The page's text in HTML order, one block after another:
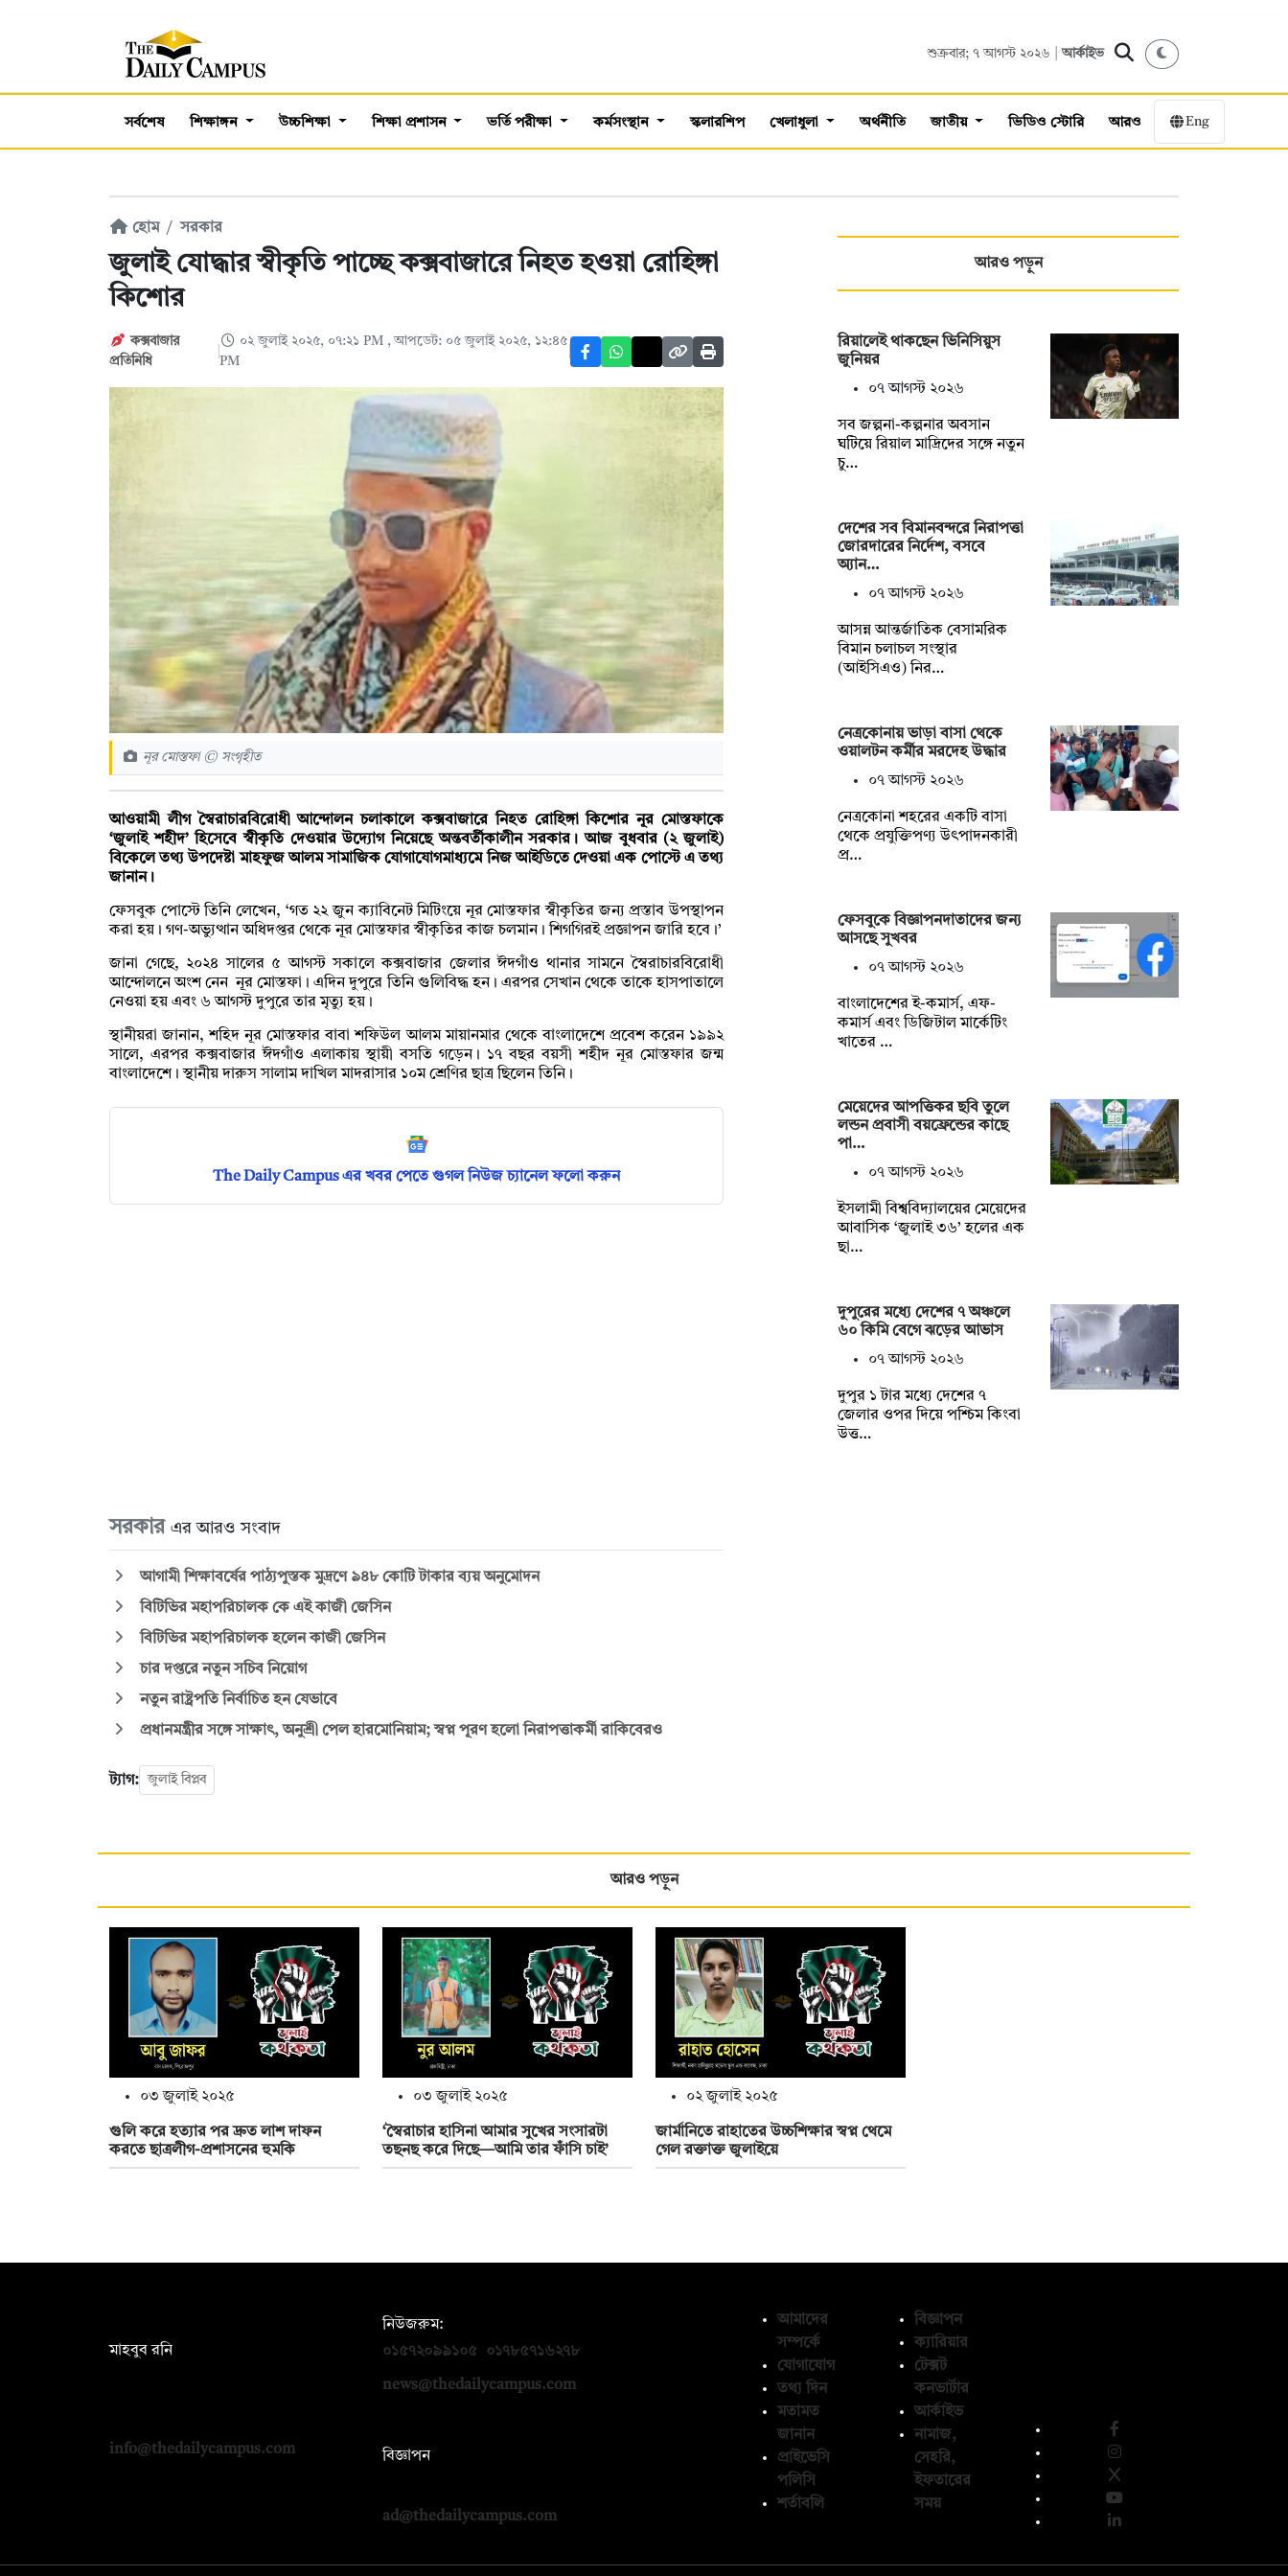
শুক্রবার; ৭ আগস্ট ২০২৬ |আর্কাইভ
সর্বশেষ শিক্ষাঙ্গন উচ্চশিক্ষা শিক্ষা প্রশাসন ভর্তি পরীক্ষা কর্মসংস্থান স্কলারশিপ খেলাধুলা অর্থনীতি জাতীয় ভিডিও স্টোরি আরও Eng
হোম সরকার
জুলাই যোদ্ধার স্বীকৃতি পাচ্ছে কক্সবাজারে নিহত হওয়া রোহিঙ্গা
কিশোর
কক্সবাজার
প্রতিনিধি
০২ জুলাই ২০২৫, ০৭:২১ PM , আপডেট: ০৫ জুলাই ২০২৫, ১২:৪৫
PM
নূর মোস্তফা © সংগৃহীত
আওয়ামী লীগ স্বৈরাচারবিরোধী আন্দোলন চলাকালে কক্সবাজারে নিহত রোহিঙ্গা কিশোর নূর মোস্তফাকে
‘জুলাই শহীদ’ হিসেবে স্বীকৃতি দেওয়ার উদ্যোগ নিয়েছে অন্তবর্তীকালীন সরকার। আজ বুধবার (২ জুলাই)
বিকেলে তথ্য উপদেষ্টা মাহফুজ আলম সামাজিক যোগাযোগমাধ্যমে নিজ আইডিতে দেওয়া এক পোস্টে এ তথ্য
জানান।
ফেসবুক পোস্টে তিনি লেখেন, ‘গত ২২ জুন ক্যাবিনেট মিটিংয়ে নূর মোস্তফার স্বীকৃতির জন্য প্রস্তাব উপস্থাপন
করা হয়। গণ-অভ্যুত্থান অধিদপ্তর থেকে নূর মোস্তফার স্বীকৃতির কাজ চলমান। শিগগিরই প্রজ্ঞাপন জারি হবে।’
জানা গেছে, ২০২৪ সালের ৫ আগস্ট সকালে কক্সবাজার জেলার ঈদগাঁও থানার সামনে স্বৈরাচারবিরোধী
আন্দোলনে অংশ নেন নূর মোস্তফা। এদিন দুপুরে তিনি গুলিবিদ্ধ হন। এরপর সেখান থেকে তাকে হাসপাতালে
নেওয়া হয় এবং ৬ আগস্ট দুপুরে তার মৃত্যু হয়।
স্থানীয়রা জানান, শহিদ নূর মোস্তফার বাবা শফিউল আলম মায়ানমার থেকে বাংলাদেশে প্রবেশ করেন ১৯৯২
সালে, এরপর কক্সবাজার ঈদগাঁও এলাকায় স্থায়ী বসতি গড়েন। ১৭ বছর বয়সী শহীদ নূর মোস্তফার জন্ম
বাংলাদেশে। স্থানীয় দারুস সালাম দাখিল মাদরাসার ১০ম শ্রেণির ছাত্র ছিলেন তিনি।
The Daily Campus এর খবর পেতে গুগল নিউজ চ্যানেল ফলো করুন
সরকার এর আরও সংবাদ
আগামী শিক্ষাবর্ষের পাঠ্যপুস্তক মুদ্রণে ৯৪৮ কোটি টাকার ব্যয় অনুমোদন
বিটিভির মহাপরিচালক কে এই কাজী জেসিন
বিটিভির মহাপরিচালক হলেন কাজী জেসিন
চার দপ্তরে নতুন সচিব নিয়োগ
নতুন রাষ্ট্রপতি নির্বাচিত হন যেভাবে
প্রধানমন্ত্রীর সঙ্গে সাক্ষাৎ, অনুশ্রী পেল হারমোনিয়াম; স্বপ্ন পূরণ হলো নিরাপত্তাকর্মী রাকিবেরও
ট্যাগ: জুলাই বিপ্লব
আরও পড়ুন
রিয়ালেই থাকছেন ভিনিসিয়ুস
জুনিয়র
০৭ আগস্ট ২০২৬
সব জল্পনা-কল্পনার অবসান
ঘটিয়ে রিয়াল মাদ্রিদের সঙ্গে নতুন
চু…
দেশের সব বিমানবন্দরে নিরাপত্তা
জোরদারের নির্দেশ, বসবে
অ্যান…
০৭ আগস্ট ২০২৬
আসন্ন আন্তর্জাতিক বেসামরিক
বিমান চলাচল সংস্থার
(আইসিএও) নির…
নেত্রকোনায় ভাড়া বাসা থেকে
ওয়ালটন কর্মীর মরদেহ উদ্ধার
০৭ আগস্ট ২০২৬
নেত্রকোনা শহরের একটি বাসা
থেকে প্রযুক্তিপণ্য উৎপাদনকারী
প্র…
ফেসবুকে বিজ্ঞাপনদাতাদের জন্য
আসছে সুখবর
০৭ আগস্ট ২০২৬
বাংলাদেশের ই-কমার্স, এফ-
কমার্স এবং ডিজিটাল মার্কেটিং
খাতের …
মেয়েদের আপত্তিকর ছবি তুলে
লন্ডন প্রবাসী বয়ফ্রেন্ডের কাছে
পা…
০৭ আগস্ট ২০২৬
ইসলামী বিশ্ববিদ্যালয়ের মেয়েদের
আবাসিক ‘জুলাই ৩৬’ হলের এক
ছা…
দুপুরের মধ্যে দেশের ৭ অঞ্চলে
৬০ কিমি বেগে ঝড়ের আভাস
০৭ আগস্ট ২০২৬
দুপুর ১ টার মধ্যে দেশের ৭
জেলার ওপর দিয়ে পশ্চিম কিংবা
উত্ত…
আরও পড়ুন
০৩ জুলাই ২০২৫
গুলি করে হত্যার পর দ্রুত লাশ দাফন
করতে ছাত্রলীগ-প্রশাসনের হুমকি
০৩ জুলাই ২০২৫
‘স্বৈরাচার হাসিনা আমার সুখের সংসারটা
তছনছ করে দিছে—আমি তার ফাঁসি চাই’
০২ জুলাই ২০২৫
জার্মানিতে রাহাতের উচ্চশিক্ষার স্বপ্ন থেমে
গেল রক্তাক্ত জুলাইয়ে
মাহবুব রনি
info@thedailycampus.com
নিউজরুম:
০১৫৭২০৯৯১০৫
০১৭৮৫৭১৬২৭৮
news@thedailycampus.com
বিজ্ঞাপন
ad@thedailycampus.com
আমাদের
সম্পর্কে
যোগাযোগ
তথ্য দিন
মতামত
জানান
প্রাইভেসি
পলিসি
শর্তাবলি
বিজ্ঞাপন
ক্যারিয়ার
টেক্সট
কনভার্টার
আর্কাইভ
নামাজ,
সেহরি,
ইফতারের
সময়